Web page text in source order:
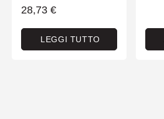
28,73 €
LEGGI TUTTO